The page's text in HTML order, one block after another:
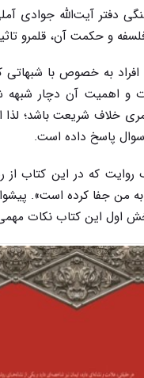
دفتر آیت‌الله جوادی
و حکمت آن، قلمرو
به خصوص با شبهاتی که
اهمیت آن دچار شبهه
شریعت باشد؛ لذا
پاسخ داده است.
روایت که در این
به من جفا کرده است».
اول این کتاب نکات